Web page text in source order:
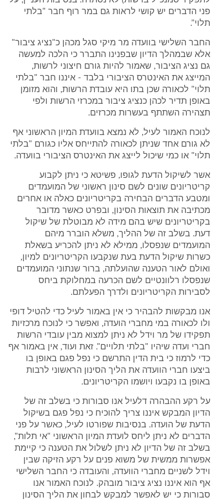
פני הדברים יש קושי לראות גם במר רוף חבר "בלתי
תלוי".
החבר השלישי בוועדה מר מיקי סגל מכהן כ"נציג ציבור"
אלא שבמהלך הדיון שבפנינו התברר כי הלכה למעשה
גם נציג הציבור, שאמור להיות גורם חיצוני לרשות,
המייצג את האינטרס הציבורי בלבד - איננו חבר "בלתי
תלוי" לכאורה שכן בתו היא עובדת הרשות, והוא מזומן
באופן תדיר לכהן כנציג ציבור במכרזי הרשות ולפי
תצהירה השתתף בעשרות מכרזים.
לנוכח האמור לעיל, לא נמצא בוועדת המיון הראשוני אף
לא גורם אחד שניתן לכאורה להתייחס אליו כגורם "בלתי
תלוי" או כמי שיכול לייצג את האינטרס הציבורי בוועדה.
אשר לשיקול הדעת לגופו, פשיטא כי ניתן לקבוע
קריטריונים שונים לשם סינון ראשוני של המועמדים
ומטבע הדברים הבחירה בקריטריונים כאלה או אחרים
מכתיבה את תוצאות הסינון, ובפרט כאשר מדובר
בקריטריונים שיש בהם מידה לא מבוטלת של שיקול
דעת. בשלב זה של ההליך, משלא הוברר מיהם
המועמדים שנפסלו, ממילא לא ניתן להכריע בשאלת
כשרות שיקול הדעת בעת שנקבעו הקריטריונים למיון,
ואולם לאור הטענה שהועלתה, ברור שנתוני המועמדים
שנפסלו רלוונטיים לשם הכרעה במחלוקת ביחס
לסבירות הקריטריונים ולדרך הפעלתם.
אנו מבקשות להבהיר כי אין באמור לעיל כדי להטיל דופי
ולו לכאורה במי מחברי הועדה, ואפשר כי לנוכח מרכזיות
תפקידו של מר וידל לא ניתן למצוא מבין עובדי הרשות
חברי ועדה שיהיו "בלתי תלויים". זאת ועוד, אין באמור אף
כדי לרמוז כי בית הדין התרשם כי נפל פגם באופן בו
ביצעו חברי הוועדה את הליך הסינון הראשוני לרבות
באופן בו נקבעו ויושמו הקריטריונים.
על רקע ההבהרה דלעיל אנו סבורות כי בשלב זה של
הדיון המבקש איננו צריך להוכיח כי נפל פגם בשיקול
הדעת של הועדה. בנסיבות שפורטו לעיל, כאשר על פני
הדברים לא ניתן ליחס לועדת המיון הראשוני "אי תלות",
בשלב זה של הדיון לא ניתן לשלול את הטענה כי קיימת
אפשרות ממשית של משוא פנים על רקע הזיקה שבין
וידל לשניים מחברי הוועדה, והעובדה כי החבר השלישי
אף הוא איננו נציג ציבור מובהק. לנוכח האמור אנו
סבורות כי יש לאפשר למבקש לבחון את הליך הסינון